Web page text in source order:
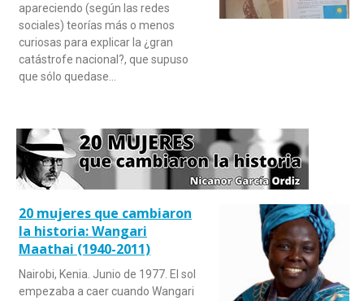
apareciendo (según las redes
sociales) teorías más o menos
curiosas para explicar la ¿gran
catástrofe nacional?, que supuso
que sólo quedase…
20 mujeres que cambiaron
la historia: Wangari
Maathai (1940-2011)
Nairobi, Kenia. Junio de 1977. El sol
empezaba a caer cuando Wangari